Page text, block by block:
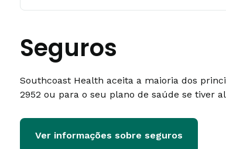
Seguros
Southcoast Health aceita a maioria dos
2952 ou para o seu plano de saúde se tiver
Ver informações sobre seguros